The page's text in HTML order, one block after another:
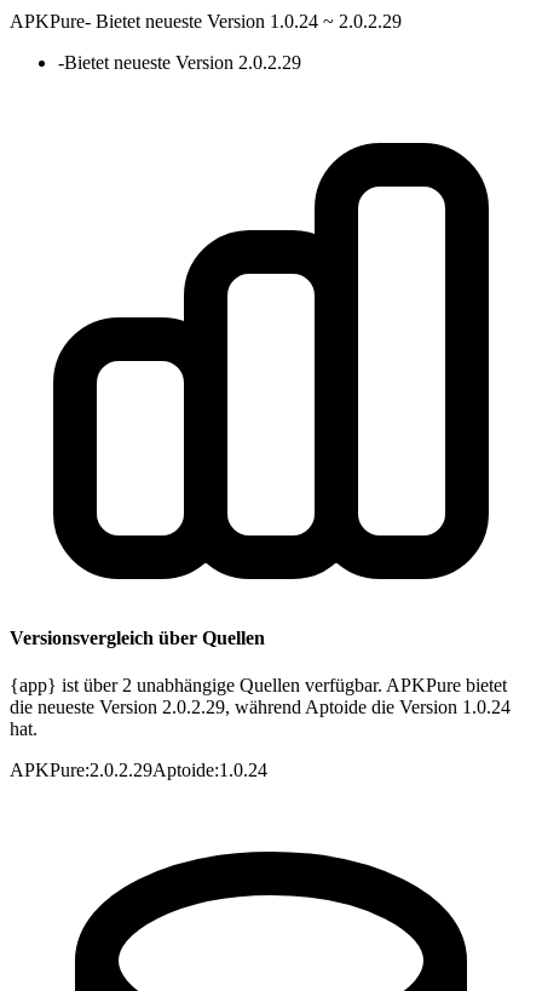
APKPure- Bietet neueste Version 1.0.24 ~ 2.0.2.29
-Bietet neueste Version 2.0.2.29
Versionsvergleich über Quellen
{app} ist über 2 unabhängige Quellen verfügbar. APKPure bietet
die neueste Version 2.0.2.29, während Aptoide die Version 1.0.24
hat.
APKPure:2.0.2.29Aptoide:1.0.24